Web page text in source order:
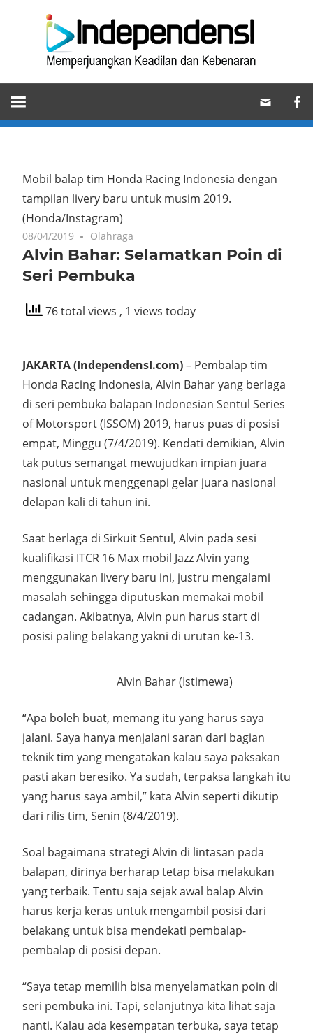
Memperjuangkan
Keadilan
dan
Mobil balap tim Honda Racing Indonesia dengan
tampilan livery baru untuk musim 2019.
(Honda/Instagram)
08/04/2019 Olahraga
Alvin Bahar: Selamatkan Poin di
Seri Pembuka
76 total views , 1 views today
JAKARTA (IndependensI.com)– Pembalap tim
Honda Racing Indonesia, Alvin Bahar yang berlaga
di seri pembuka balapan Indonesian Sentul Series
of Motorsport (ISSOM) 2019, harus puas di posisi
empat, Minggu (7/4/2019). Kendati demikian, Alvin
tak putus semangat mewujudkan impian juara
nasional untuk menggenapi gelar juara nasional
delapan kali di tahun ini.
Saat berlaga di Sirkuit Sentul, Alvin pada sesi
kualifikasi ITCR 16 Max mobil Jazz Alvin yang
menggunakan livery baru ini, justru mengalami
masalah sehingga diputuskan memakai mobil
cadangan. Akibatnya, Alvin pun harus start di
posisi paling belakang yakni di urutan ke-13.
Alvin Bahar (Istimewa)
“Apa boleh buat, memang itu yang harus saya
jalani. Saya hanya menjalani saran dari bagian
teknik tim yang mengatakan kalau saya paksakan
pasti akan beresiko. Ya sudah, terpaksa langkah itu
yang harus saya ambil,” kata Alvin seperti dikutip
dari rilis tim, Senin (8/4/2019).
Soal bagaimana strategi Alvin di lintasan pada
balapan, dirinya berharap tetap bisa melakukan
yang terbaik. Tentu saja sejak awal balap Alvin
harus kerja keras untuk mengambil posisi dari
belakang untuk bisa mendekati pembalap-
pembalap di posisi depan.
“Saya tetap memilih bisa menyelamatkan poin di
seri pembuka ini. Tapi, selanjutnya kita lihat saja
nanti. Kalau ada kesempatan terbuka, saya tetap